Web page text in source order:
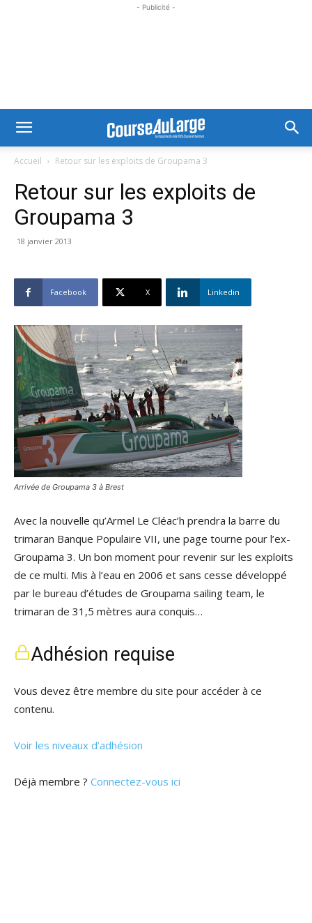
- Publicité -
Accueil Retour sur les exploits de Groupama 3
Retour sur les exploits de
Groupama 3
18 janvier 2013
Facebook X Linkedin
Arrivée de Groupama 3 à Brest
Avec la nouvelle qu’Armel Le Cléac’h prendra la barre du
trimaran Banque Populaire VII, une page tourne pour l’ex-
Groupama 3. Un bon moment pour revenir sur les exploits
de ce multi. Mis à l’eau en 2006 et sans cesse développé
par le bureau d’études de Groupama sailing team, le
trimaran de 31,5 mètres aura conquis…
Adhésion requise
Vous devez être membre du site pour accéder à ce
contenu.
Voir les niveaux d’adhésion
Déjà membre ? Connectez-vous ici